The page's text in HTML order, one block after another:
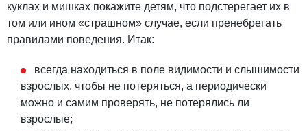
куклах и мишках покажите детям, что подстерегает их в
том или ином «страшном» случае, если пренебрегать
правилами поведения. Итак:
всегда находиться в поле видимости и слышимости
взрослых, чтобы не потеряться, а периодически
можно и самим проверять, не потерялись ли
взрослые;